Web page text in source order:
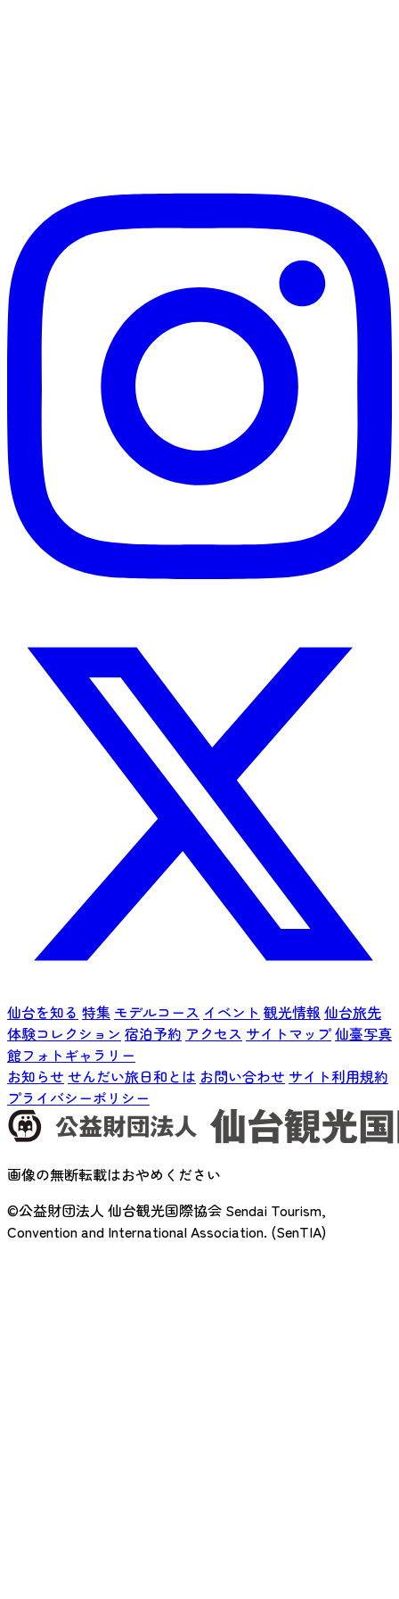
仙台を知る 特集 モデルコース イベント 観光情報 仙台旅先
体験コレクション 宿泊予約 アクセス サイトマップ仙臺写真
館フォトギャラリー
お知らせ せんだい旅日和とは お問い合わせ サイト利用規約
プライバシーポリシー
画像の無断転載はおやめください
©公益財団法人 仙台観光国際協会 Sendai Tourism,
Convention and International Association. (SenTIA)